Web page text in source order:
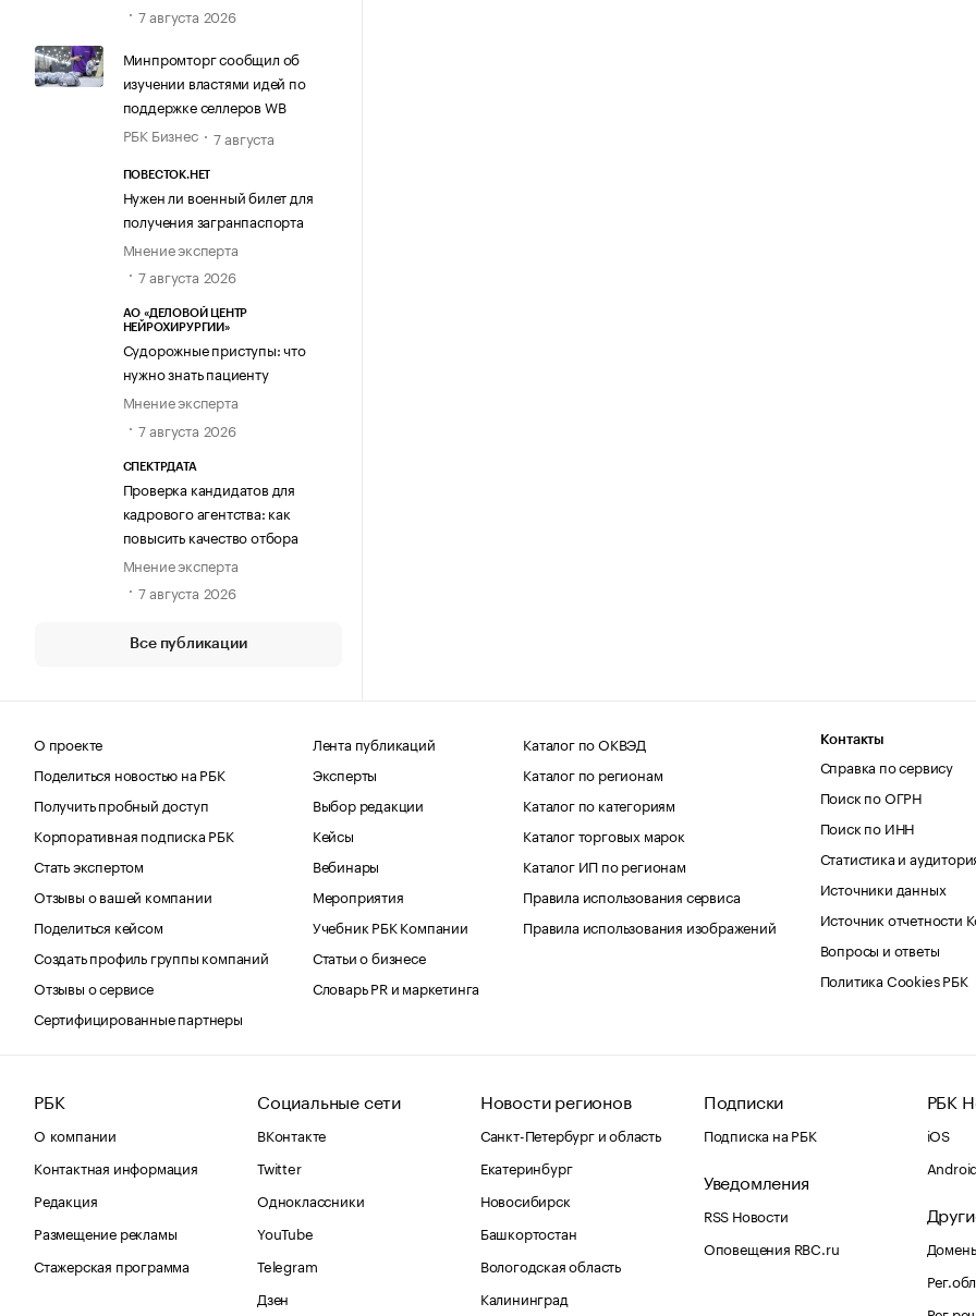
7 августа 2026
Минпромторг сообщил об
изучении властями идей по
поддержке селлеров WB
РБК Бизнес
7 августа
ПОВЕСТОК.НЕТ
Нужен ли военный билет для
получения загранпаспорта
Мнение эксперта
7 августа 2026
АО «ДЕЛОВОЙ ЦЕНТР
НЕЙРОХИРУРГИИ»
Судорожные приступы: что
нужно знать пациенту
Мнение эксперта
7 августа 2026
СПЕКТРДАТА
Проверка кандидатов для
кадрового агентства: как
повысить качество отбора
Мнение эксперта
7 августа 2026
Все публикации
О проекте
Поделиться новостью на РБК
Получить пробный доступ
Корпоративная подписка РБК
Стать экспертом
Отзывы о вашей компании
Поделиться кейсом
Создать профиль группы компаний
Отзывы о сервисе
Сертифицированные партнеры
Лента публикаций
Эксперты
Выбор редакции
Кейсы
Вебинары
Мероприятия
Учебник РБК Компании
Статьи о бизнесе
Словарь PR и маркетинга
Каталог по ОКВЭД
Каталог по регионам
Каталог по категориям
Каталог торговых марок
Каталог ИП по регионам
Правила использования сервиса
Правила использования изображений
Контакты
Справка по сервису
Поиск по ОГРН
Поиск по ИНН
Статистика и
Источники данных
Источник отчетности
Вопросы и ответы
Политика Cookies РБК
РБК
О компании
Контактная информация
Редакция
Размещение рекламы
Стажерская программа
Социальные сети
ВКонтакте
Twitter
Одноклассники
YouTube
Telegram
Дзен
Новости регионов
Санкт-Петербург и область
Екатеринбург
Новосибирск
Башкортостан
Вологодская область
Калининград
Подписки
Подписка на РБК
Уведомления
RSS Новости
Оповещения RBC.ru
РБК
iOS